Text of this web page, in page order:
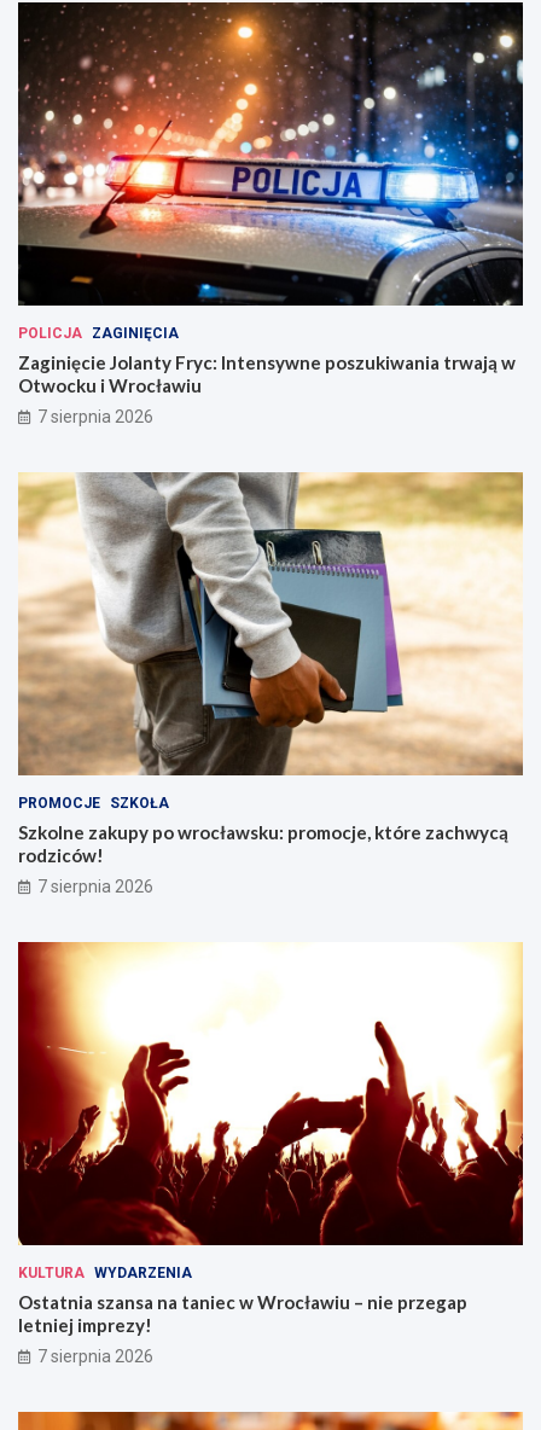
POLICJA ZAGINIĘCIA
Zaginięcie Jolanty Fryc: Intensywne poszukiwania trwają w
Otwocku i Wrocławiu
7 sierpnia 2026
PROMOCJE SZKOŁA
Szkolne zakupy po wrocławsku: promocje, które zachwycą
rodziców!
7 sierpnia 2026
KULTURA WYDARZENIA
Ostatnia szansa na taniec w Wrocławiu – nie przegap
letniej imprezy!
7 sierpnia 2026